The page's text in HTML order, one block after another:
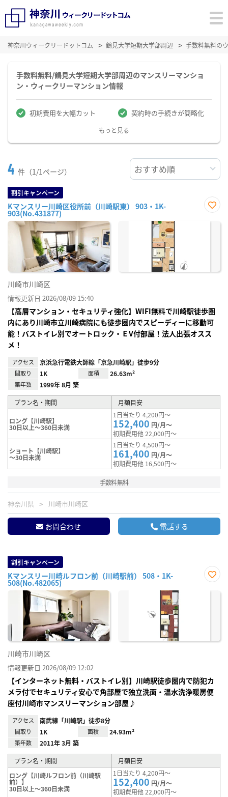
神奈川ウィークリードットコム 鶴見大学短期大学部周辺 手数料無料の
手数料無料/鶴見大学短期大学部周辺のマンスリーマンショ
ン・ウィークリーマンション情報
初期費用を大幅カット 契約時の手続きが簡略化
もっと見る
4 件（1/1ページ）
割引キャンペーン
Kマンスリー川崎区役所前（川崎駅東） 903・1K-
903(No.431877)
に入
川崎市川崎区
情報更新日 2026/08/09 15:40
【高層マンション・セキュリティ強化】WIFI無料で川崎駅徒歩圏
内にあり川崎市立川崎病院にも徒歩圏内でスピーディーに移動可
能！バストイレ別でオートロック・ＥV付部屋！法人出張オスス
メ！
アクセス 京浜急行電鉄大師線「京急川崎駅」徒歩9分
間取り 1K 面積 26.63m²
築年数 1999年 8月 築
プラン名・期間 月額目安
ロング【川崎駅】
30日以上～360日未満
1日当たり 4,200円～
152,400 円/月～
初期費用他 22,000円～
ショート【川崎駅】
～30日未満
1日当たり 4,500円～
161,400 円/月～
初期費用他 16,500円～
手数料無料
神奈川県 川崎市川崎区
お問合わせ 電話する
割引キャンペーン
Kマンスリー川崎ルフロン前（川崎駅前） 508・1K-
508(No.482065)
に入
川崎市川崎区
情報更新日 2026/08/09 12:02
【インターネット無料・バストイレ別】川崎駅徒歩圏内で防犯カ
メラ付でセキュリティ安心で角部屋で独立洗面・温水洗浄暖房便
座付川崎市マンスリーマンション部屋♪
アクセス 南武線「川崎駅」徒歩8分
間取り 1K 面積 24.93m²
築年数 2011年 3月 築
プラン名・期間
月額目安
ロング【川崎ルフロン前（川崎駅
前）】
30日以上～360日未満
1日当たり 4,200円～
152,400 円/月～
初期費用他 22,000円～